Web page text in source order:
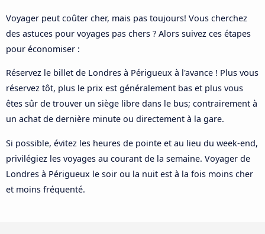
Voyager peut coûter cher, mais pas toujours! Vous cherchez
des astuces pour voyages pas chers ? Alors suivez ces étapes
pour économiser :
Réservez le billet de Londres à Périgueux à l'avance ! Plus vous
réservez tôt, plus le prix est généralement bas et plus vous
êtes sûr de trouver un siège libre dans le bus; contrairement à
un achat de dernière minute ou directement à la gare.
Si possible, évitez les heures de pointe et au lieu du week-end,
privilégiez les voyages au courant de la semaine. Voyager de
Londres à Périgueux le soir ou la nuit est à la fois moins cher
et moins fréquenté.